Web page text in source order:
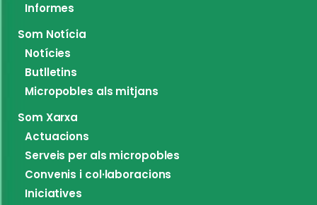
Informes
Som Notícia
Notícies
Butlletins
Micropobles als mitjans
Som Xarxa
Actuacions
Serveis per als micropobles
Convenis i col·laboracions
Iniciatives